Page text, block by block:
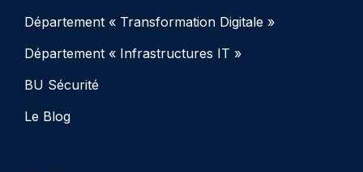
Département « Transformation Digitale »
Département « Infrastructures IT »
BU Sécurité
Le Blog